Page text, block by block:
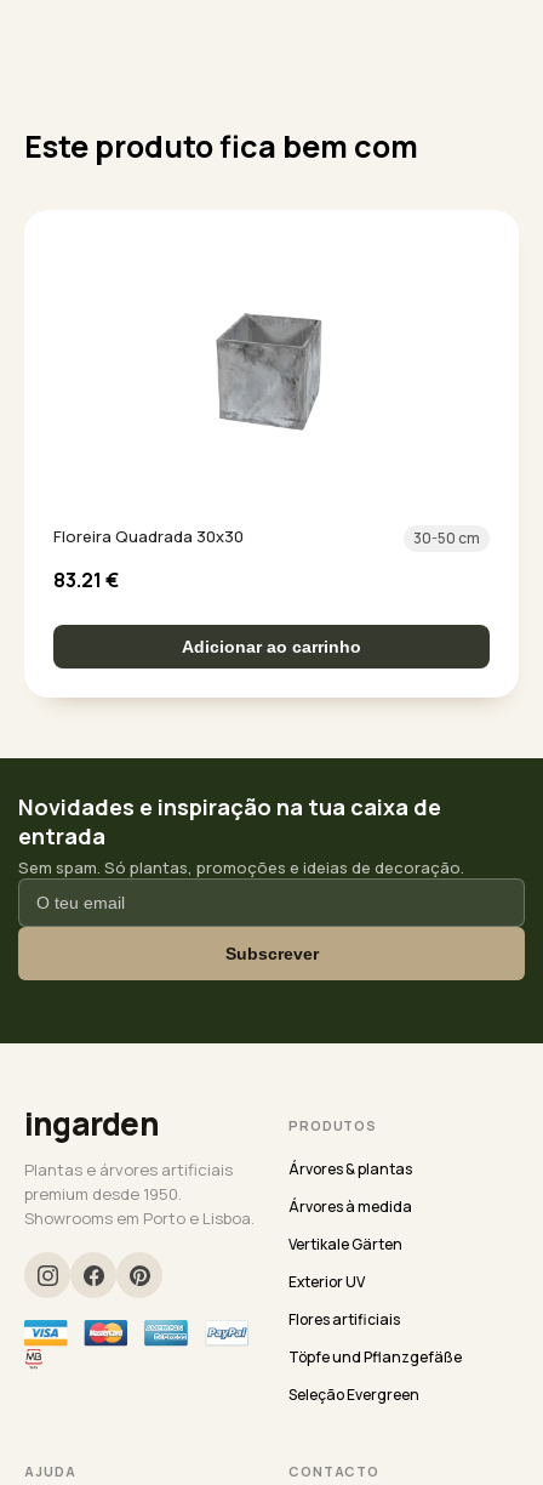
Este produto fica bem com
Floreira Quadrada 30x30 30-50 cm
83.21 €
Adicionar ao carrinho
Novidades e inspiração na tua caixa de
entrada
Sem spam. Só plantas, promoções e ideias de decoração.
Subscrever
ingarden
Plantas e árvores artificiais
premium desde 1950.
Showrooms em Porto e Lisboa.
PRODUTOS
Árvores & plantas
Árvores à medida
Vertikale Gärten
Exterior UV
Flores artificiais
Töpfe und Pflanzgefäße
Seleção Evergreen
AJUDA CONTACTO